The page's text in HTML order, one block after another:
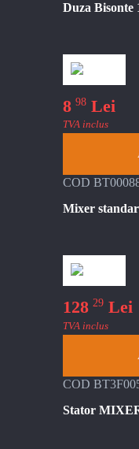
Duza Bisonte
8 98 Lei
TVA inclus
COD
Mixer
128 29 Lei
TVA inclus
COD
Stator